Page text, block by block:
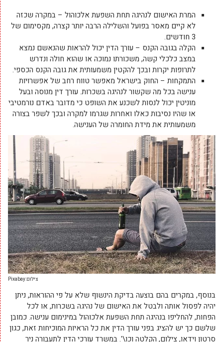
המרת האישום לנהיגה תחת השפעת אלכוהול – במקרה שכזה
לא קיים מאסר בפועל והשלילה הרבה יותר קצרה, מקסימום של
3 חודשים.
הקלה בגובה הקנס – עורך הדין יכול להראות שהנאשם נמצא
במצב כלכלי קשה, משכורתו נמוכה או שהוא חולה ונדרש
לתרופות יקרות ובכך להקטין משמעותית את גובה הקנס הכספי.
התמקחות – החוק בישראל מאפשר טווח רחב של אפשרויות
ענישה בכל מה שקשור לנהיגה בשכרות. עורך דין מנוסה ובעל
מוניטין יכול לנסות לשכנע את השופט כי מדובר באדם נורמטיבי
או שהיו נסיבות כאלו ואחרות שגרמו למקרה ובכך לשפר בצורה
משמעותית את מידת החומרה של הענישה.
צילום:Pixabay
בנוסף, במקרים בהם בוצעה בדיקת הינשוף שלא על פי ההוראות, ניתן
יהיה לפסול אותה ולבטל את האישום של נהיגה בשכרות, או לכל
הפחות, להחליפו בנהיגה תחת השפעת אלכוהול במינימום ענישה. כמובן
שלשם כך יש להציג בפני עורך הדין את כל הראיות המוכיחות זאת, כגון
סרטון וידאו, צילום, הקלטה וכו\'. במשרד עורכי הדין לתעבורה ניר